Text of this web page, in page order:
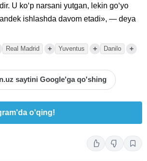
U koʻp narsani yutgan, lekin goʻyo
ishlashda davom etadi», — deya
Real Madrid + Yuventus + Danilo +
saytini Google'ga qo'shing
o'qing!